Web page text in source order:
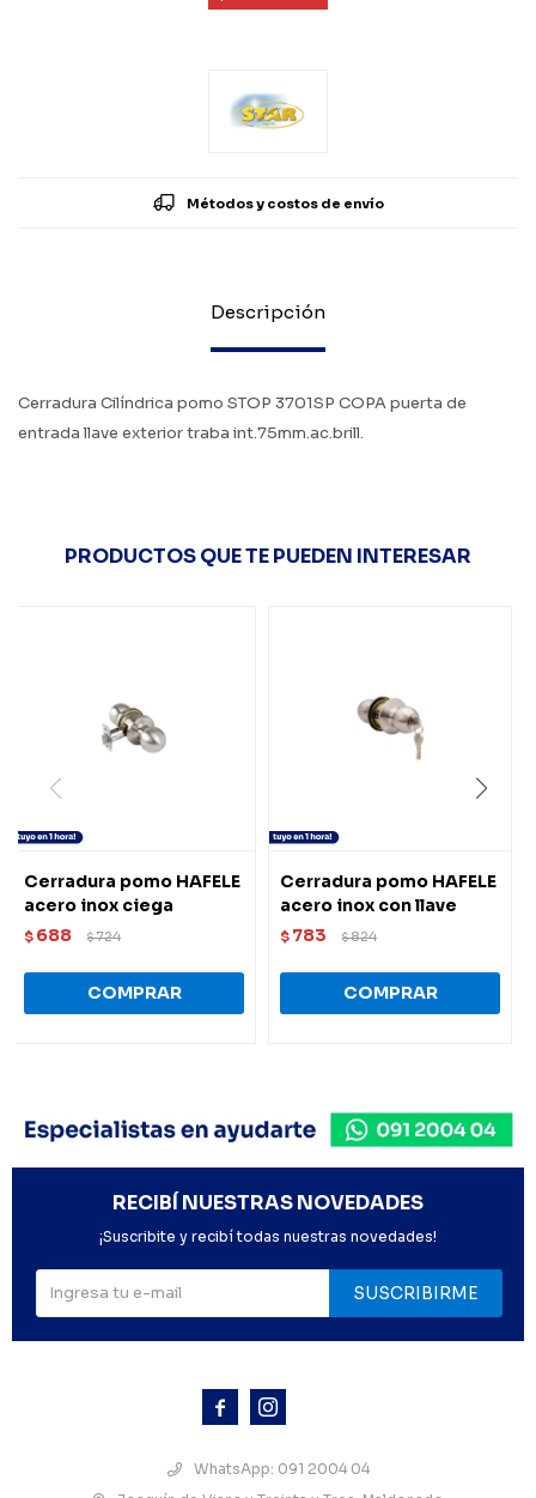
Métodos y costos de envío
Descripción
Cerradura Cilíndrica pomo STOP 3701SP COPA puerta de
entrada llave exterior traba int.75mm.ac.brill.
PRODUCTOS QUE TE PUEDEN INTERESAR
Cerradura pomo HAFELE
acero inox ciega
$ 688 $724
Cerradura pomo HAFELE
acero inox con llave
$ 783 $824
 
WhatsApp: 091 2004 04
RECIBÍ NUESTRAS NOVEDADES
¡Suscribite y recibí todas nuestras novedades!
SUSCRIBIRME